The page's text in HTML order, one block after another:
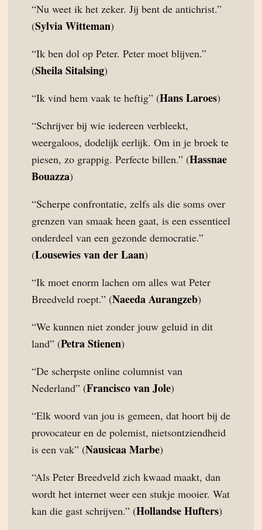
“Nu weet ik het zeker. Jij bent de antichrist.”
(Sylvia Witteman)
“Ik ben dol op Peter. Peter moet blijven.”
(Sheila Sitalsing)
“Ik vind hem vaak te heftig” (Hans Laroes)
“Schrijver bij wie iedereen verbleekt,
weergaloos, dodelijk eerlijk. Om in je broek te
piesen, zo grappig. Perfecte billen.” (Hassnae
Bouazza)
“Scherpe confrontatie, zelfs als die soms over
grenzen van smaak heen gaat, is een essentieel
onderdeel van een gezonde democratie.”
(Lousewies van der Laan)
“Ik moet enorm lachen om alles wat Peter
Breedveld roept.” (Naeeda Aurangzeb)
“We kunnen niet zonder jouw geluid in dit
land” (Petra Stienen)
“De scherpste online columnist van
Nederland” (Francisco van Jole)
“Elk woord van jou is gemeen, dat hoort bij de
provocateur en de polemist, nietsontziendheid
is een vak” (Nausicaa Marbe)
“Als Peter Breedveld zich kwaad maakt, dan
wordt het internet weer een stukje mooier. Wat
kan die gast schrijven.” (Hollandse Hufters)